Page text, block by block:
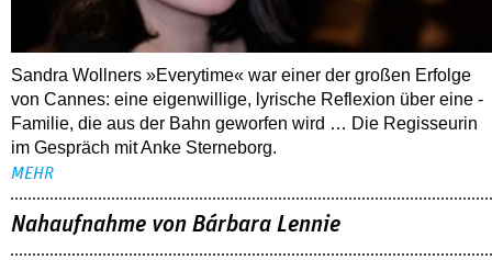
Sandra Wollners »Everytime« war einer der großen Erfolge
von Cannes: eine eigenwillige, lyrische Reflexion über eine ­
Familie, die aus der Bahn geworfen wird … Die Regisseurin
im Gespräch mit Anke Sterneborg.
MEHR
Nahaufnahme von Bárbara Lennie